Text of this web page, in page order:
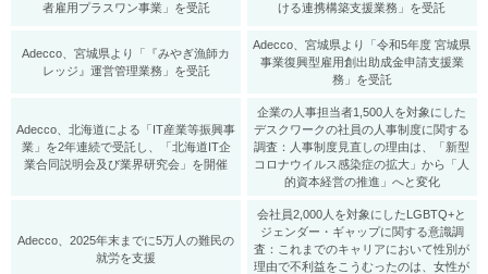
者雇用プラスワン事業」を受託
ける連携構築支援業務」を受託
Adecco、宮城県より「『みやぎ漁師カ
レッジ』運営管理業務」を受託
Adecco、宮城県より「令和5年度 宮城県
事業復興型雇用創出助成金申請支援業
務」を受託
Adecco、北海道による「IT産業等振興事
業」を2年連続で受託し、「北海道IT企
業合同説明会及び業界研究会」を開催
企業の人事担当者1,500人を対象にした
デスクワークの社員の人事制度に関する
調査：人事制度見直しの理由は、「新型
コロナウイルス感染症の拡大」から「人
的資本経営の推進」へと変化
Adecco、2025年末までに5万人の難民の
就労を支援
会社員2,000人を対象にしたLGBTQ+と
ジェンダー・ギャップに関する意識調
査：これまでのキャリアにおいて性別が
理由で不利益をこうむったのは、女性が